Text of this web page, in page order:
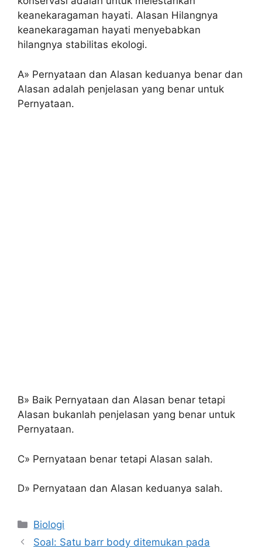
keanekaragaman hayati. Alasan Hilangnya
keanekaragaman hayati menyebabkan
hilangnya stabilitas ekologi.
A» Pernyataan dan Alasan keduanya benar dan
Alasan adalah penjelasan yang benar untuk
Pernyataan.
B» Baik Pernyataan dan Alasan benar tetapi
Alasan bukanlah penjelasan yang benar untuk
Pernyataan.
C» Pernyataan benar tetapi Alasan salah.
D» Pernyataan dan Alasan keduanya salah.
Kategori
Biologi
Soal: Satu barr body ditemukan pada